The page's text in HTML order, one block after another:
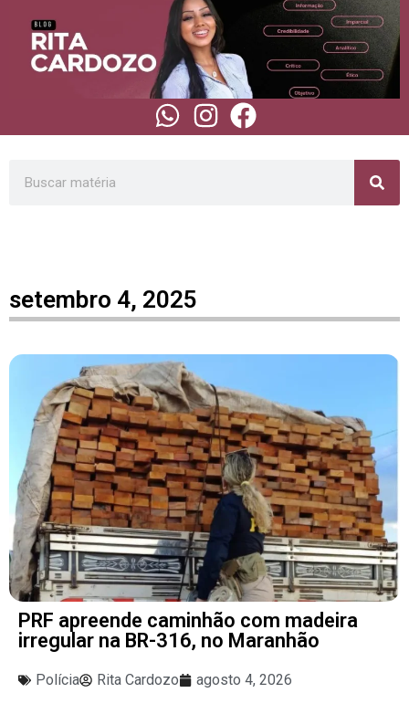
setembro 4, 2025
PRF apreende caminhão com madeira
irregular na BR-316, no Maranhão
Polícia Rita Cardozo agosto 4, 2026